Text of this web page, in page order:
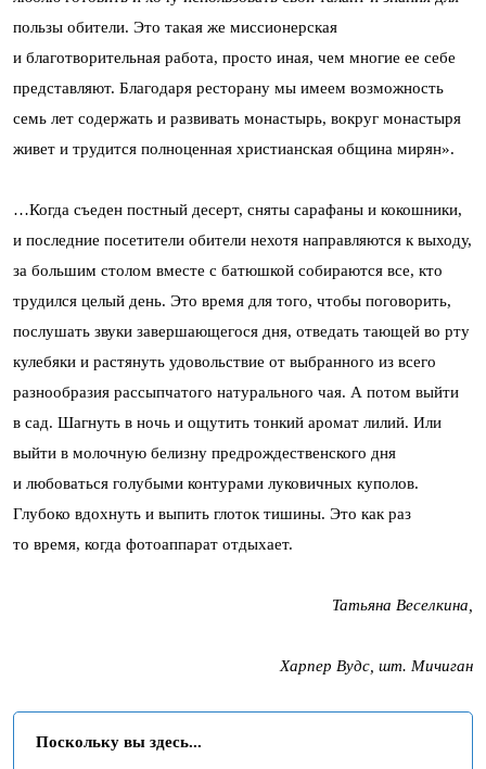
пользы обители. Это такая же миссионерская
и благотворительная работа, просто иная, чем многие ее себе
представляют. Благодаря ресторану мы имеем возможность
семь лет содержать и развивать монастырь, вокруг монастыря
живет и трудится полноценная христианская община мирян».
…Когда съеден постный десерт, сняты сарафаны и кокошники,
и последние посетители обители нехотя направляются к выходу,
за большим столом вместе с батюшкой собираются все, кто
трудился целый день. Это время для того, чтобы поговорить,
послушать звуки завершающегося дня, отведать тающей во рту
кулебяки и растянуть удовольствие от выбранного из всего
разнообразия рассыпчатого натурального чая. А потом выйти
в сад. Шагнуть в ночь и ощутить тонкий аромат лилий. Или
выйти в молочную белизну предрождественского дня
и любоваться голубыми контурами луковичных куполов.
Глубоко вдохнуть и выпить глоток тишины. Это как раз
то время, когда фотоаппарат отдыхает.
Татьяна Веселкина,
Харпер Вудс, шт. Мичиган
Поскольку вы здесь...